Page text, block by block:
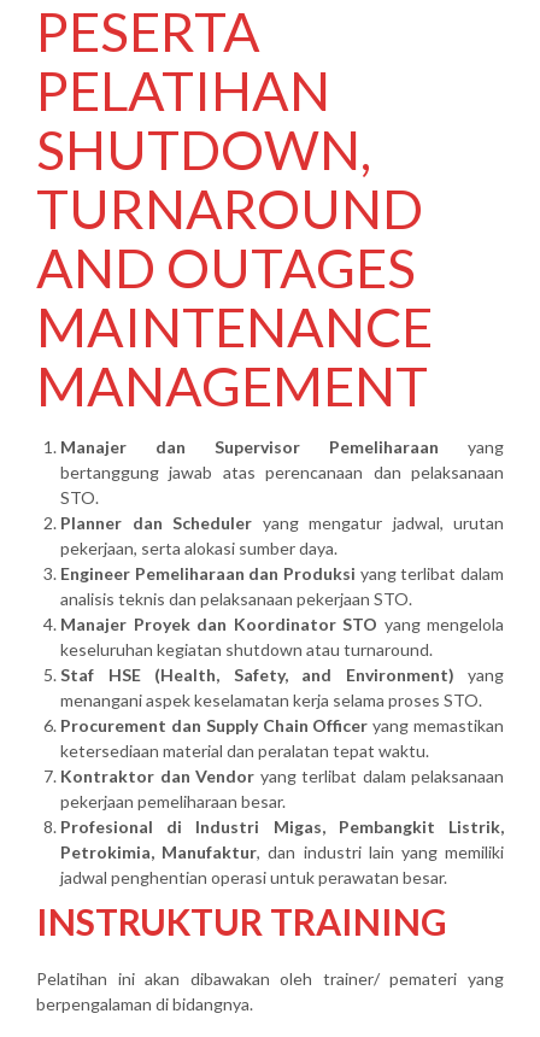
PESERTA
PELATIHAN
SHUTDOWN,
TURNAROUND
AND OUTAGES
MAINTENANCE
MANAGEMENT
Manajer dan Supervisor Pemeliharaan yang
bertanggung jawab atas perencanaan dan pelaksanaan
STO.
Planner dan Scheduler yang mengatur jadwal, urutan
pekerjaan, serta alokasi sumber daya.
Engineer Pemeliharaan dan Produksi yang terlibat dalam
analisis teknis dan pelaksanaan pekerjaan STO.
Manajer Proyek dan Koordinator STO yang mengelola
keseluruhan kegiatan shutdown atau turnaround.
Staf HSE (Health, Safety, and Environment) yang
menangani aspek keselamatan kerja selama proses STO.
Procurement dan Supply Chain Officer yang memastikan
ketersediaan material dan peralatan tepat waktu.
Kontraktor dan Vendor yang terlibat dalam pelaksanaan
pekerjaan pemeliharaan besar.
Profesional di Industri Migas, Pembangkit Listrik,
Petrokimia, Manufaktur, dan industri lain yang memiliki
jadwal penghentian operasi untuk perawatan besar.
INSTRUKTUR TRAINING
Pelatihan ini akan dibawakan oleh trainer/ pemateri yang
berpengalaman di bidangnya.